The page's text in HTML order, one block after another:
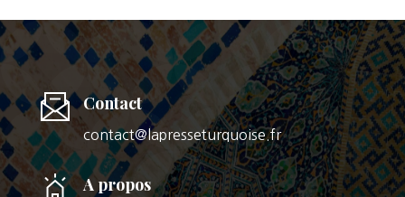
Contact
contact@lapresseturquoise.fr
A propos